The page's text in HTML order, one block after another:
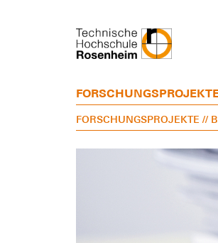
FORSCHUNGSPROJEKTE //